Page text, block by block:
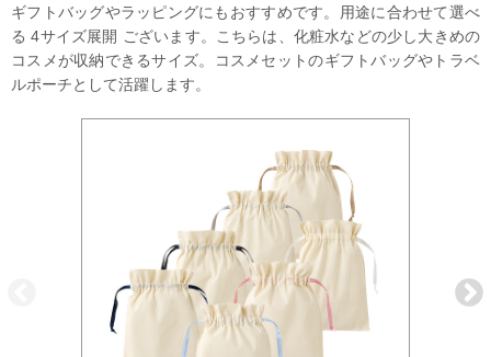
ギフトバッグやラッピングにもおすすめです。 用途に合わせて選べ
る 4サイズ展開 ございます。こちらは、化粧水などの少し大きめの
コスメが収納できるサイズ。コスメセットのギフトバッグやトラベ
ルポーチとして活躍します。